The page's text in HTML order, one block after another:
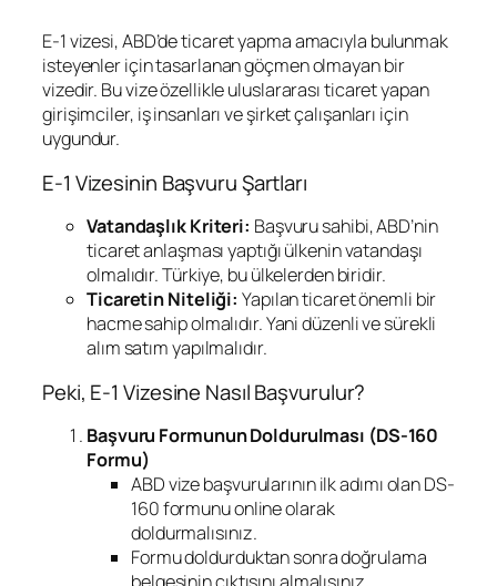
E-1 vizesi, ABD’de ticaret yapma amacıyla bulunmak
isteyenler için tasarlanan göçmen olmayan bir
vizedir. Bu vize özellikle uluslararası ticaret yapan
girişimciler, iş insanları ve şirket çalışanları için
uygundur.
E-1 Vizesinin Başvuru Şartları
Vatandaşlık Kriteri: Başvuru sahibi, ABD’nin
ticaret anlaşması yaptığı ülkenin vatandaşı
olmalıdır. Türkiye, bu ülkelerden biridir.
Ticaretin Niteliği: Yapılan ticaret önemli bir
hacme sahip olmalıdır. Yani düzenli ve sürekli
alım satım yapılmalıdır.
Peki, E-1 Vizesine Nasıl Başvurulur?
Başvuru Formunun Doldurulması (DS-160
Formu)
ABD vize başvurularının ilk adımı olan DS-
160 formunu online olarak
doldurmalısınız.
Formu doldurduktan sonra doğrulama